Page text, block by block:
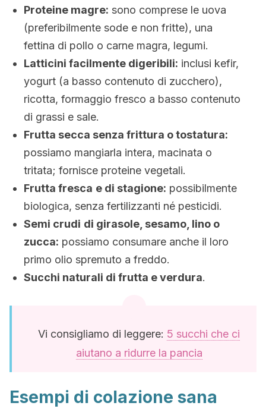
Proteine magre: sono comprese le uova
(preferibilmente sode e non fritte), una
fettina di pollo o carne magra, legumi.
Latticini facilmente digeribili: inclusi kefir,
yogurt (a basso contenuto di zucchero),
ricotta, formaggio fresco a basso contenuto
di grassi e sale.
Frutta secca senza frittura o tostatura:
possiamo mangiarla intera, macinata o
tritata; fornisce proteine vegetali.
Frutta fresca e di stagione: possibilmente
biologica, senza fertilizzanti né pesticidi.
Semi crudi di girasole, sesamo, lino o
zucca: possiamo consumare anche il loro
primo olio spremuto a freddo.
Succhi naturali di frutta e verdura.
Vi consigliamo di leggere: 5 succhi che ci
aiutano a ridurre la pancia
Esempi di colazione sana